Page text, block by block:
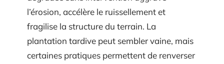
l’érosion, accélère le ruissellement et
fragilise la structure du terrain. La
plantation tardive peut sembler vaine, mais
certaines pratiques permettent de renverser